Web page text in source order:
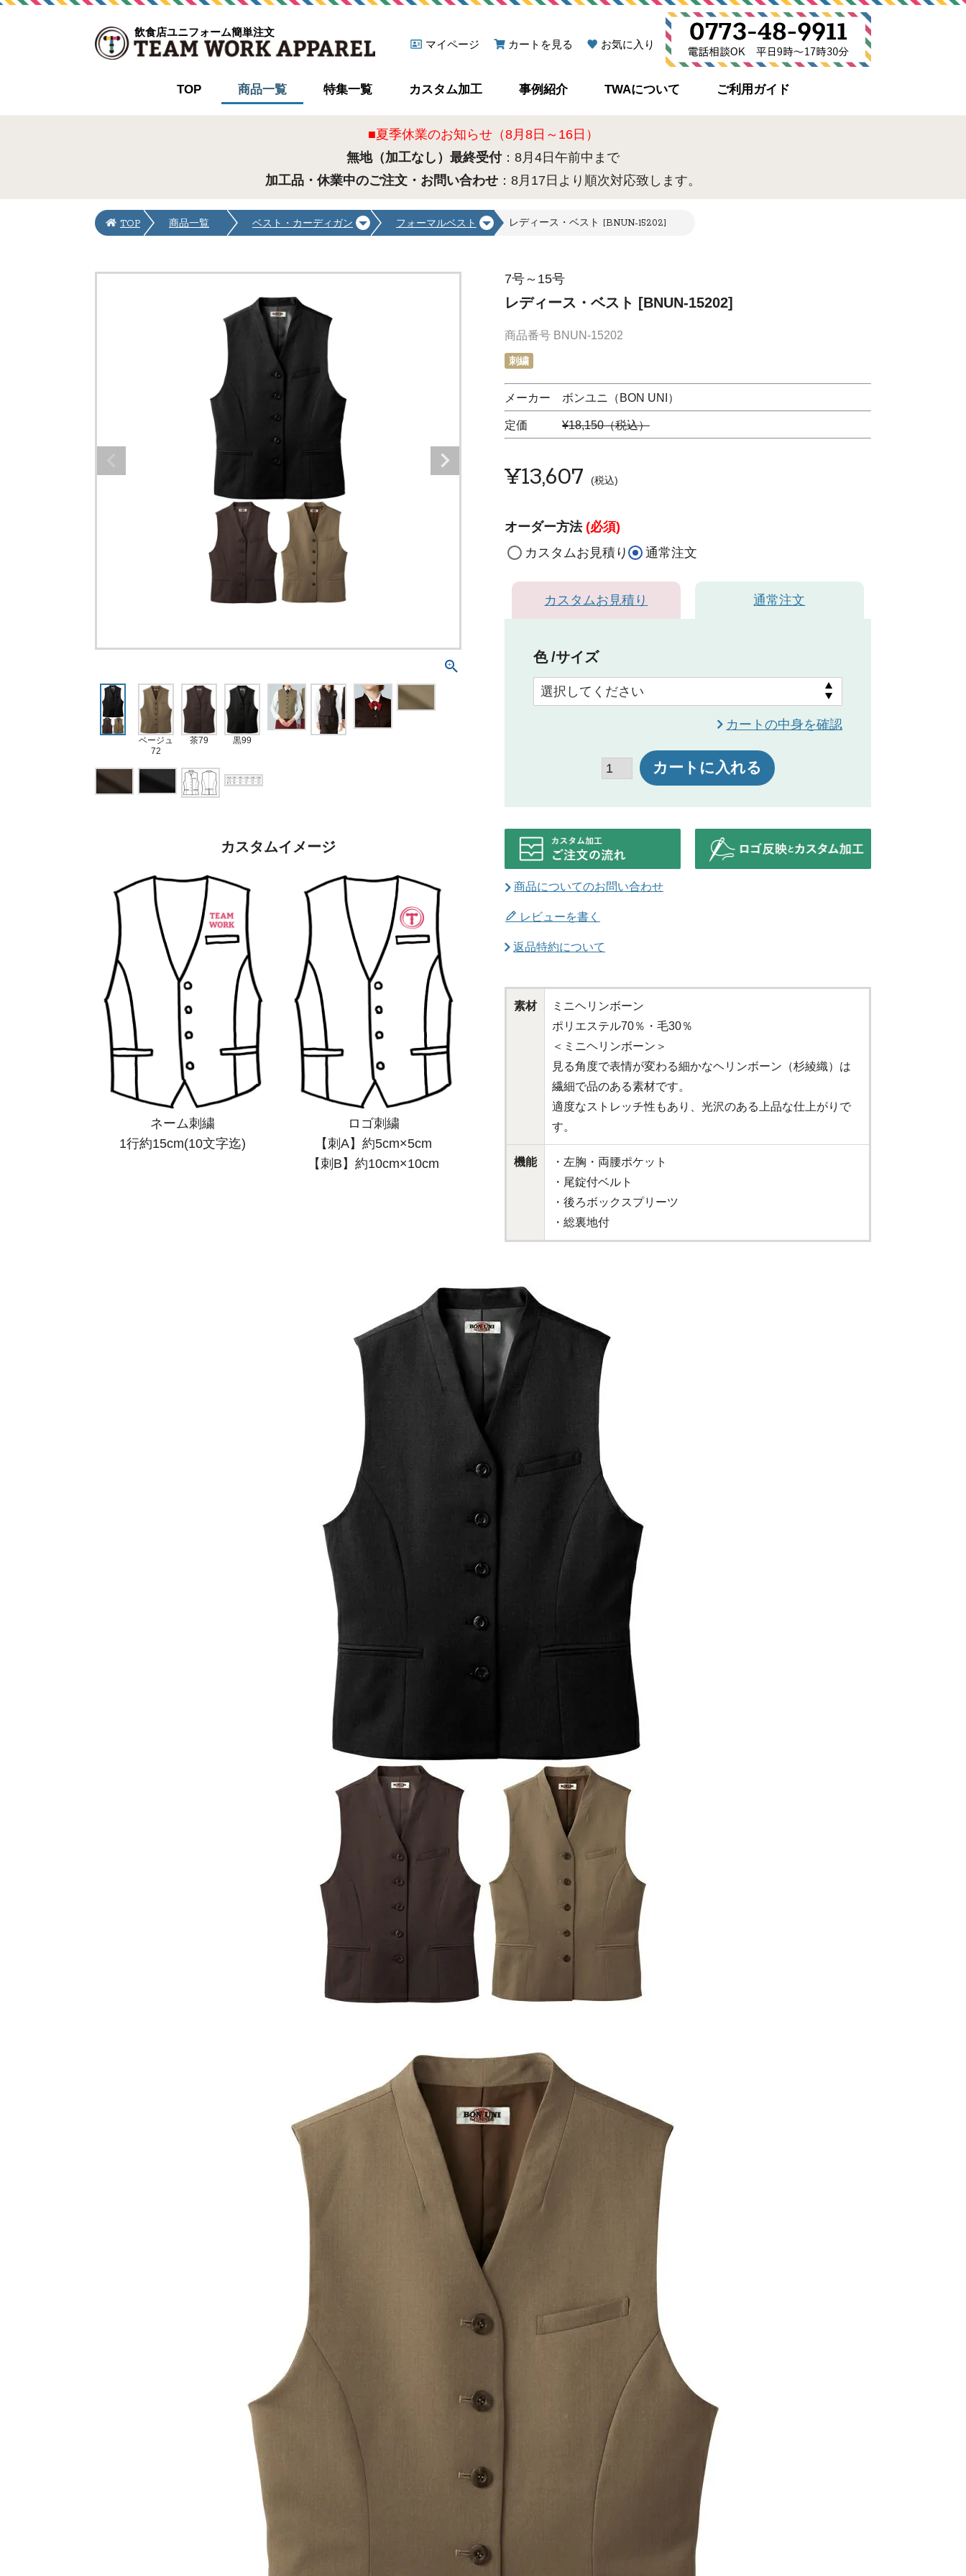
飲食店ユニフォーム簡単注文
マイページ
カートを見る お気に入り
TOP 商品一覧 特集一覧 カスタム加工 事例紹介 TWAについて ご利用ガイド
■夏季休業のお知らせ（8月8日～16日）
無地（加工なし）最終受付：8月4日午前中まで
加工品・休業中のご注文・お問い合わせ ：8月17日より順次対応致します。
TOP 商品一覧 ベスト・カーディガン フォーマルベスト レディース・ベスト [BNUN-15202]
7号～15号
レディース・ベスト [BNUN-15202]
商品番号 BNUN-15202
ベージュ
72
茶79 黒99
刺繍
メーカー ボンユニ（BON UNI）
定価 ¥18,150（税込）
¥13,607 税込
オーダー方法 (必須)
カスタムお見積り
通常注文
カスタムお見積り 通常注文
色 サイズ
カートの中身を確認
カートに入れる
商品についてのお問い合わせ
レビューを書く
返品特約について
素材
ミニヘリンボーン
ポリエステル70％・毛30％
＜ミニヘリンボーン＞
見る角度で表情が変わる細かなヘリンボーン（杉綾織）は
繊細で品のある素材です。
適度なストレッチ性もあり、光沢のある上品な仕上がりで
す。
機能
・左胸・両腰ポケット
・尾錠付ベルト
・後ろボックスプリーツ
・総裏地付
カスタムイメージ
ネーム刺繍
1行約15cm(10文字迄)
ロゴ刺繍
【刺A】約5cm×5cm
【刺B】約10cm×10cm